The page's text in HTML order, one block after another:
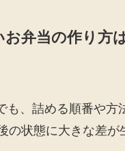
弁当の作り方
も、詰める順番や方
の状態に大きな差が